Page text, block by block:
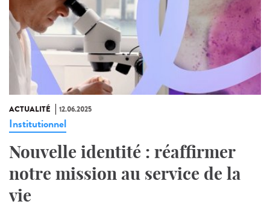
ACTUALITÉ 12.06.2025
Institutionnel
Nouvelle identité : réaffirmer
notre mission au service de la
vie